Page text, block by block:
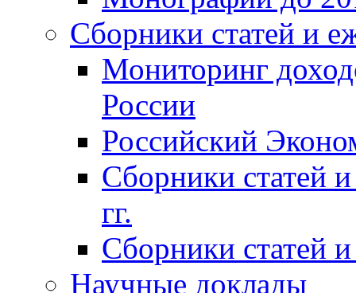
Сборники статей и
Мониторинг
России
Российский
Сборники статей
гг.
Сборники статей
Научные доклады